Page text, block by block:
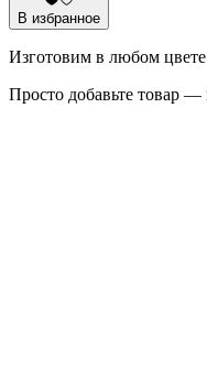
В избранное
Изготовим в любом цвете
Просто добавьте товар —